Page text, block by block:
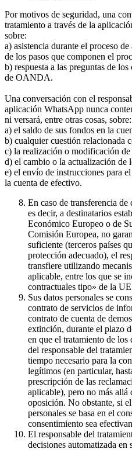
Por motivos de seguridad, una
tratamiento a través de la
sobre:
a) asistencia durante el proceso
de los pasos que componen el
b) respuesta a las preguntas de
de OANDA.
Una conversación con el
aplicación WhatsApp nunca
ni versará, entre otras cosas, sobre:
a) el saldo de sus fondos en la
b) cualquier cuestión relacionada
c) la realización o modificación de
d) el cambio o la actualización de
e) el envío de instrucciones para
la cuenta de efectivo.
En caso de transferencia de
es decir, a destinatarios
Económico Europeo o de
Comisión Europea, no
suficiente (terceros países
protección adecuado), el
transfiere utilizando
aplicable, entre los que se
contractuales tipo» de la
Sus datos personales se
contrato de servicios de
contrato de cuenta de
extinción, durante el plazo
en que el tratamiento de los
del responsable del
tiempo necesario para la
legítimos (en particular,
prescripción de las
aplicable), pero no más allá
oposición. No obstante, si
personales se basa en el
consentimiento sea
El responsable del
decisiones automatizada en